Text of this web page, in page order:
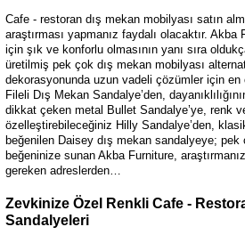
Cafe - restoran dış mekan mobilyası satın
araştırması yapmanız faydalı olacaktır. Akba
için şık ve konforlu olmasının yanı sıra
üretilmiş pek çok dış mekan mobilyası
dekorasyonunda uzun vadeli çözümler için
Fileli Dış Mekan Sandalye’den,
dikkat çeken metal Bullet Sandalye’ye, renk
özelleştirebileceğiniz Hilly Sandalye’den,
beğenilen Daisey dış mekan sandalyeye;
beğeninize sunan Akba Furniture,
gereken adreslerden…
Zevkinize Özel Renkli Cafe -
Sandalyeleri